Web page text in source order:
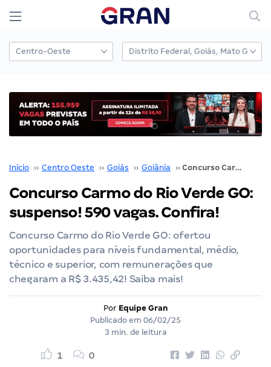
Início ›› Centro Oeste ›› Goiás ›› Goiânia ›› Concurso Carmo do Rio Verde GO: suspenso! 590 vagas. Confira!
Concurso Carmo do Rio Verde GO:
suspenso! 590 vagas. Confira!
Concurso Carmo do Rio Verde GO: ofertou
oportunidades para níveis fundamental, médio,
técnico e superior, com remunerações que
chegaram a R$ 3.435,42! Saiba mais!
Por Equipe Gran
Publicado em 06/02/25
3 min. de leitura
1 0